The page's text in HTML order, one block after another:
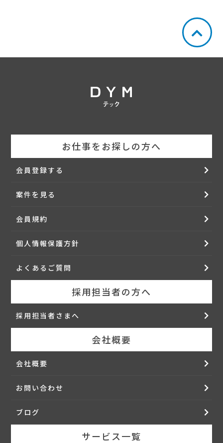
お仕事をお探しの方へ
会員登録する
案件を見る
会員規約
個人情報保護方針
よくあるご質問
採用担当者の方へ
採用担当者さまへ
会社概要
会社概要
お問い合わせ
ブログ
サービス一覧